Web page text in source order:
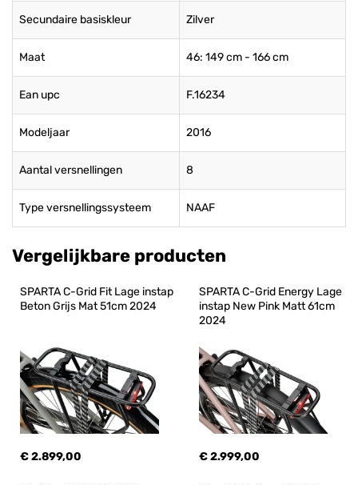
Secundaire basiskleur Zilver
Maat 46: 149 cm - 166 cm
Ean upc F.16234
Modeljaar 2016
Aantal versnellingen 8
Type versnellingssysteem NAAF
Vergelijkbare producten
SPARTA C-Grid Fit Lage instap
Beton Grijs Mat 51cm 2024
€ 2.899,00
SPARTA C-Grid Energy Lage
instap New Pink Matt 61cm
2024
€ 2.999,00